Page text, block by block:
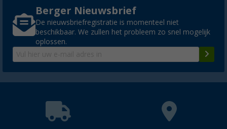
Berger Nieuwsbrief
De nieuwsbriefregistratie is momenteel niet
beschikbaar. We zullen het probleem zo snel mogelijk
oplossen.